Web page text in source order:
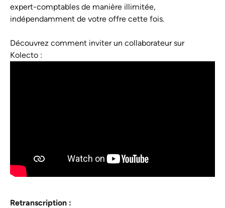
expert-comptables de manière illimitée,
indépendamment de votre offre cette fois.
Découvrez comment inviter un collaborateur sur
Kolecto :
Retranscription :